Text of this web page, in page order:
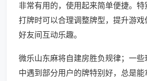
非常有用的，使用起来简单便捷。
打牌时可以合理调整牌型，提升游
好友间互动乐趣。
微乐山东麻将自建房胜负规律；一
中遇到部分用户的牌特别好，总是